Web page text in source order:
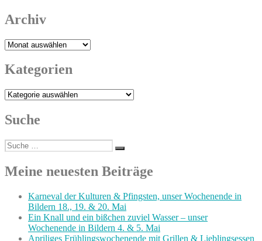
Archiv
Archiv
Kategorien
Kategorien
Suche
Suche
nach:
Suchen
Meine neuesten Beiträge
Karneval der Kulturen & Pfingsten, unser Wochenende in
Bildern 18., 19. & 20. Mai
Ein Knall und ein bißchen zuviel Wasser – unser
Wochenende in Bildern 4. & 5. Mai
Apriliges Frühlingswochenende mit Grillen & Lieblingsessen